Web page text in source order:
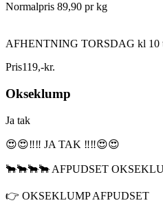
Normalpris 89,90 pr kg
AFHENTNING TORSDAG kl 10
Pris119,-kr.
Okseklump
Ja tak
😍😍‼️‼️ JA TAK ‼️‼️😍😍
🐂🐂🐂🐂 AFPUDSET
👉 OKSEKLUMP AFPUDSET